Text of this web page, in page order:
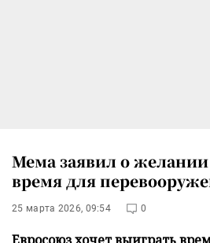
Мема заявил о
время для
25 марта 2026, 09:54 0